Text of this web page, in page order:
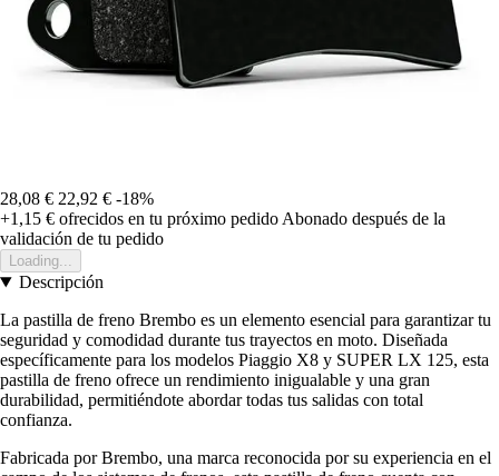
28,08 € 22,92 € -18%
+1,15 € ofrecidos en tu próximo pedido Abonado después de la
validación de tu pedido
Loading...
Descripción
La pastilla de freno Brembo es un elemento esencial para garantizar tu
seguridad y comodidad durante tus trayectos en moto. Diseñada
específicamente para los modelos Piaggio X8 y SUPER LX 125, esta
pastilla de freno ofrece un rendimiento inigualable y una gran
durabilidad, permitiéndote abordar todas tus salidas con total
confianza.
Fabricada por Brembo, una marca reconocida por su experiencia en el